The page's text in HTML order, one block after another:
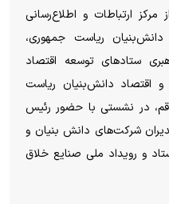
ارتباطات و اطلاع‌رسانی
ریاست جمهوری،
ستادهای توسعه اقتصاد
و اقتصاد دانش‌بنیان ریاست
در نشستی با حضور رئیس
شرکت‌های دانش بنیان و
و رویداد ملی صنایع خلاق